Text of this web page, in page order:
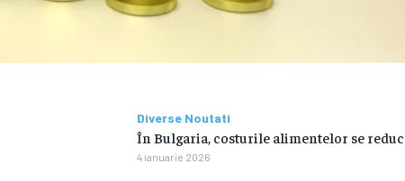
Diverse Noutati
În Bulgaria, costurile alimentelor se reduc
4 ianuarie 2026